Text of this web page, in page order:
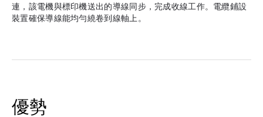
連，該電機與標印機送出的導線同步，完成收線工作。電纜鋪設
裝置確保導線能均勻繞卷到線軸上。
優勢